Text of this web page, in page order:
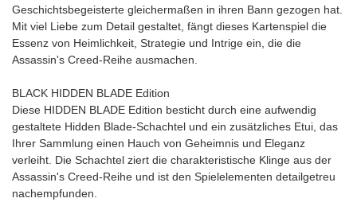
Geschichtsbegeisterte gleichermaßen in ihren Bann gezogen hat.
Mit viel Liebe zum Detail gestaltet, fängt dieses Kartenspiel die
Essenz von Heimlichkeit, Strategie und Intrige ein, die die
Assassin's Creed-Reihe ausmachen.
BLACK HIDDEN BLADE Edition
Diese HIDDEN BLADE Edition besticht durch eine aufwendig
gestaltete Hidden Blade-Schachtel und ein zusätzliches Etui, das
Ihrer Sammlung einen Hauch von Geheimnis und Eleganz
verleiht. Die Schachtel ziert die charakteristische Klinge aus der
Assassin's Creed-Reihe und ist den Spielelementen detailgetreu
nachempfunden.